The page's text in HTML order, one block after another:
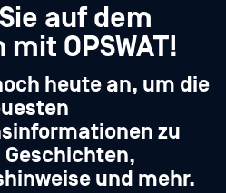
auf dem
OPSWAT!
heute an, um die
zu
und mehr.